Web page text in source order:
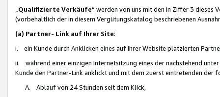
Qualifizierte Verkäufe“ werden von uns mit den in Ziffer 3
(vorbehaltlich der in diesem Vergütungskatalog beschriebenen
(a) Partner- Link auf Ihrer Site:
i. ein Kunde durch Anklicken eines auf Ihrer Website platzierten
ii. während einer einzigen Internetsitzung eines der nachstehend
Kunde den Partner-Link anklickt und mit dem zuerst eintretenden der
A. Ablauf von 24 Stunden seit dem Klick,